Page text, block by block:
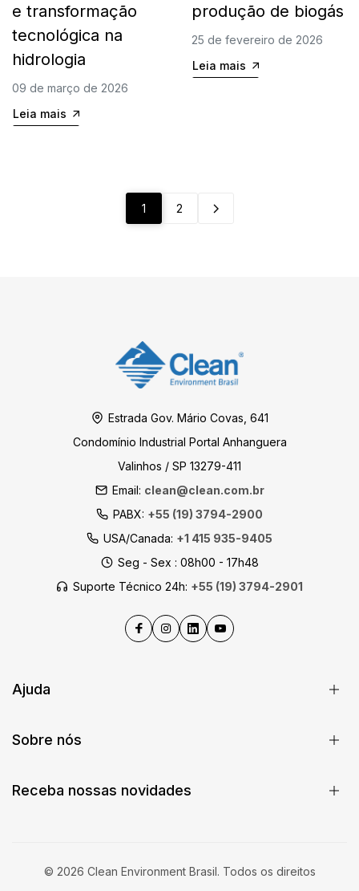
e transformação
tecnológica na
hidrologia
09 de março de 2026
Leia mais
produção de biogás
25 de fevereiro de 2026
Leia mais
1 2
Estrada Gov. Mário Covas, 641
Condomínio Industrial Portal Anhanguera
Valinhos / SP 13279-411
Email: clean@clean.com.br
PABX: +55 (19) 3794-2900
USA/Canada: +1 415 935-9405
Seg - Sex : 08h00 - 17h48
Suporte Técnico 24h: +55 (19) 3794-2901
Ajuda
Sobre nós
Receba nossas novidades
© 2026 Clean Environment Brasil. Todos os direitos